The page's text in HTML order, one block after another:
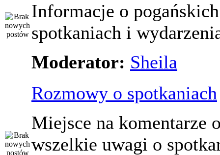
Informacje o pogańskich
spotkaniach i
Moderator: Sheila
Rozmowy o spotkaniach
Miejsce na komentarze
wszelkie uwagi o